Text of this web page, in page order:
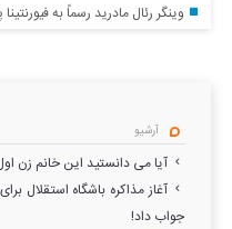
وینگر رئال مادرید رسماً به
آرشیو
آیا می دانستید این خانم زن
آغاز مذاکره باشگاه استقلال
جواب داد!